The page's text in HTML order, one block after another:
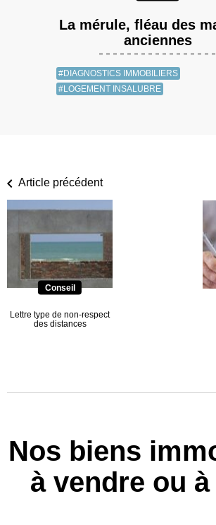
La mérule, fléau des
anciennes
#DIAGNOSTICS IMMOBILIERS
#LOGEMENT INSALUBRE
Article précédent
Conseil
Lettre type de non-respect
des distances
Nos biens
à vendre ou